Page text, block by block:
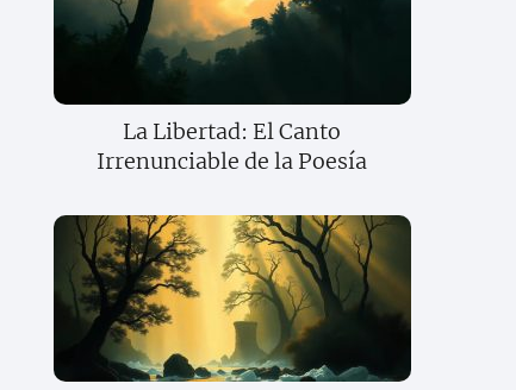
La Libertad: El Canto
Irrenunciable de la Poesía